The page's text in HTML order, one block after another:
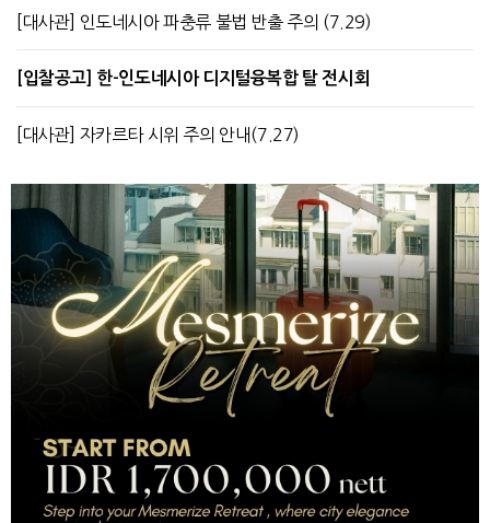
[대사관] 인도네시아 파충류 불법 반출 주의 (7.29)
[입찰공고] 한-인도네시아 디지털융복합 탈 전시회
[대사관] 자카르타 시위 주의 안내(7.27)